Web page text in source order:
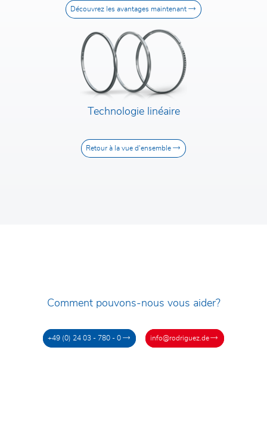
Découvrez les avantages maintenant
Technologie linéaire
Retour à la vue d'ensemble
Comment pouvons-nous vous aider?
+49 (0) 24 03 - 780 - 0 info@rodriguez.de